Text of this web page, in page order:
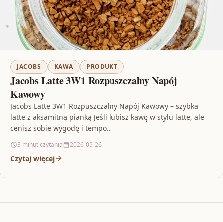
JACOBS KAWA PRODUKT
Jacobs Latte 3W1 Rozpuszczalny Napój
Kawowy
Jacobs Latte 3W1 Rozpuszczalny Napój Kawowy – szybka
latte z aksamitną pianką Jeśli lubisz kawę w stylu latte, ale
cenisz sobie wygodę i tempo…
3 minut czytania 2026-05-26
Czytaj więcej